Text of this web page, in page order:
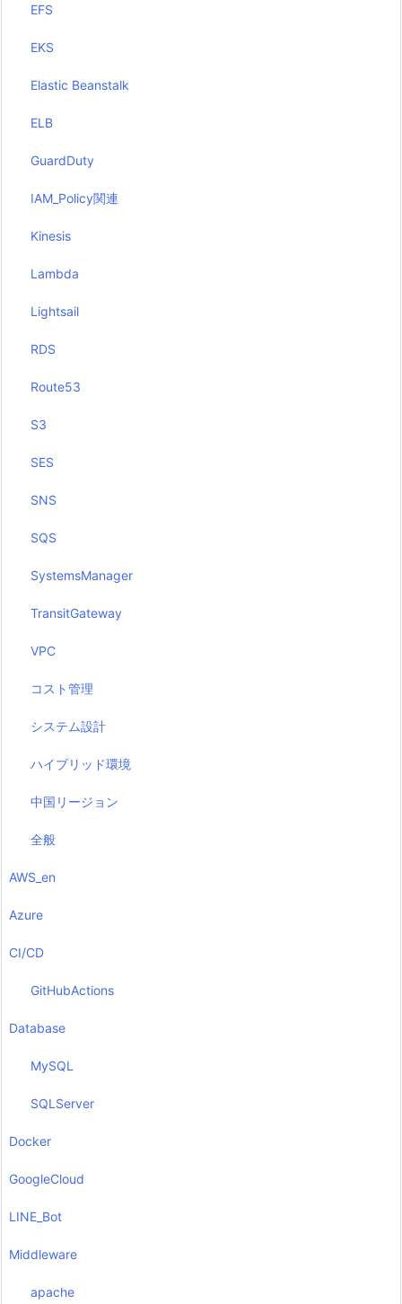
EFS
EKS
Elastic Beanstalk
ELB
GuardDuty
IAM_Policy関連
Kinesis
Lambda
Lightsail
RDS
Route53
S3
SES
SNS
SQS
SystemsManager
TransitGateway
VPC
コスト管理
システム設計
ハイブリッド環境
中国リージョン
全般
AWS_en
Azure
CI/CD
GitHubActions
Database
MySQL
SQLServer
Docker
GoogleCloud
LINE_Bot
Middleware
apache